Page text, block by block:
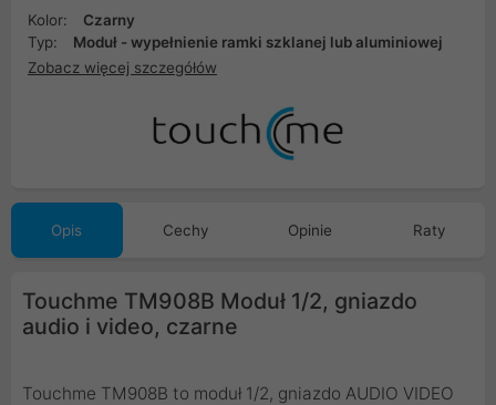
Kolor:
Czarny
Typ:
Moduł - wypełnienie ramki szklanej lub aluminiowej
Zobacz więcej szczegółów
Opis Cechy Opinie Raty
Touchme TM908B Moduł 1/2, gniazdo
audio i video, czarne
Touchme TM908B to moduł 1/2, gniazdo AUDIO VIDEO